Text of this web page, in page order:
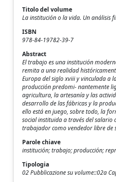
Titolo del volume
La institución o la vida. Un análisis
ISBN
978-84-19782-39-7
Abstract
El trabajo es una institución
remita a una realidad
Europa del siglo xviii y vinculada a
producción predomi- nantemente
agricultura, la artesanía y las
desarrollo de las fábricas y la
ello está en juego, sobre todo, la
social instituida a través del salario
trabajador como vendedor libre de
Parole chiave
institución; trabajo; producción;
Tipologia
02 Pubblicazione su volume::02a